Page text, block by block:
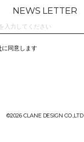
NEWS LETTER
に同意します
©2026 CLANE DESIGN CO.,LTD